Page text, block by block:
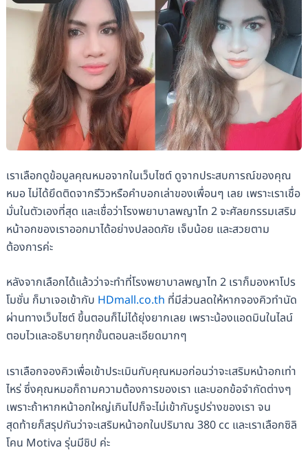
เราเลือกดูข้อมูลคุณหมอจากในเว็บไซต์ ดูจากประสบการณ์ของคุณ
หมอ ไม่ได้ยึดติดจากรีวิวหรือคำบอกเล่าของเพื่อนๆ เลย เพราะเราเชื่อ
มั่นในตัวเองที่สุด และเชื่อว่าโรงพยาบาลพญาไท 2 จะศัลยกรรมเสริม
หน้าอกของเราออกมาได้อย่างปลอดภัย เจ็บน้อย และสวยตาม
ต้องการค่ะ
หลังจากเลือกได้แล้วว่าจะทำที่โรงพยาบาลพญาไท 2 เราก็มองหาโปร
โมชั่น ก็มาเจอเข้ากับ HDmall.co.th ที่มีส่วนลดให้หากจองคิวทำนัด
ผ่านทางเว็บไซต์ ขึ้นตอนก็ไม่ได้ยุ่งยากเลย เพราะน้องแอดมินในไลน์
ตอบไวและอธิบายทุกขั้นตอนละเอียดมากๆ
เราเลือกจองคิวเพื่อเข้าประเมินกับคุณหมอก่อนว่าจะเสริมหน้าอกเท่า
ไหร่ ซึ่งคุณหมอก็ถามความต้องการของเรา และบอกข้อจำกัดต่างๆ
เพราะถ้าหากหน้าอกใหญ่เกินไปก็จะไม่เข้ากับรูปร่างของเรา จน
สุดท้ายก็สรุปกันว่าจะเสริมหน้าอกในปริมาณ 380 cc และเราเลือกซิลิ
โคน Motiva รุ่นมีชิป ค่ะ